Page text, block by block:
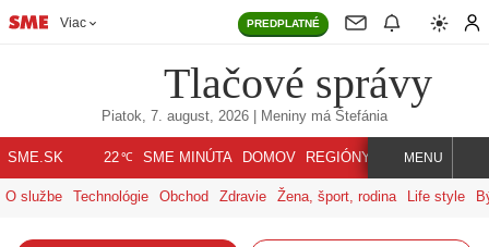
Viac PREDPLATNÉ
Tlačové správy
Piatok, 7. august, 2026 | Meniny má Štefánia
SME.SK 22℃ SME MINÚTA DOMOV REGIÓNY INDEX SVET
MENU
O službe Technológie Obchod Zdravie Žena, šport, rodina Life style